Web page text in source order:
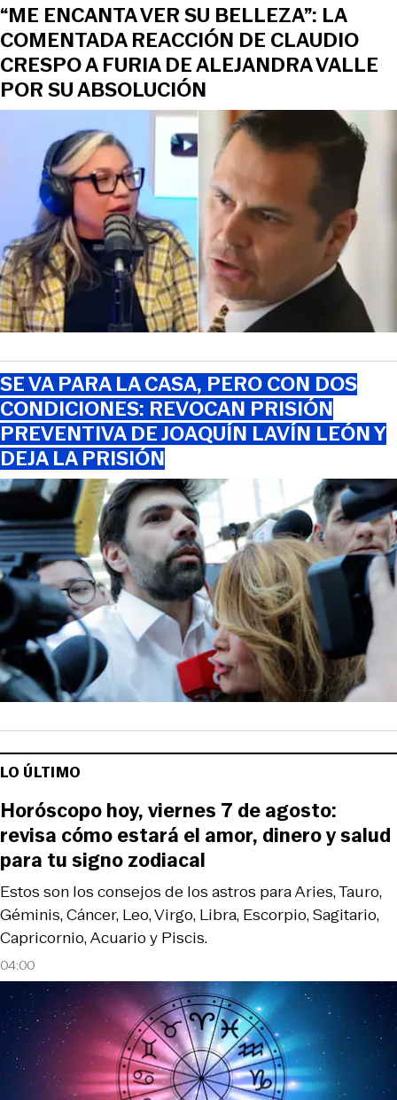
“ME ENCANTA VER SU BELLEZA”: LA
COMENTADA REACCIÓN DE CLAUDIO
CRESPO A FURIA DE ALEJANDRA VALLE
POR SU ABSOLUCIÓN
SE VA PARA LA CASA, PERO CON DOS
CONDICIONES: REVOCAN PRISIÓN
PREVENTIVA DE JOAQUÍN LAVÍN LEÓN Y
DEJA LA PRISIÓN
LO ÚLTIMO
04:00
Estos son los consejos de los astros para Aries, Tauro,
Géminis, Cáncer, Leo, Virgo, Libra, Escorpio, Sagitario,
Capricornio, Acuario y Piscis.
Horóscopo hoy, viernes 7 de agosto:
revisa cómo estará el amor, dinero y salud
para tu signo zodiacal